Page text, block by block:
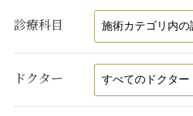
診療科目
ドクター